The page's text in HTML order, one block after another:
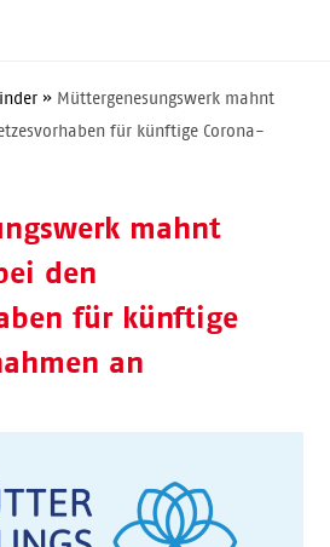
» Müttergenesungswerk mahnt
für künftige Corona-
mahnt
den
für künftige
an